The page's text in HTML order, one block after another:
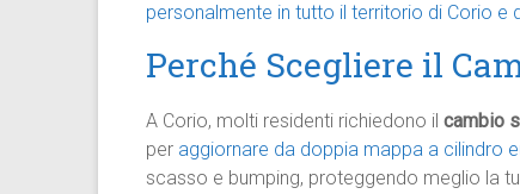
personalmente in tutto il territorio di Corio e
Perché Scegliere il
A Corio, molti residenti richiedono il cambio
per aggiornare da doppia mappa a cilindro
scasso e bumping, proteggendo meglio la